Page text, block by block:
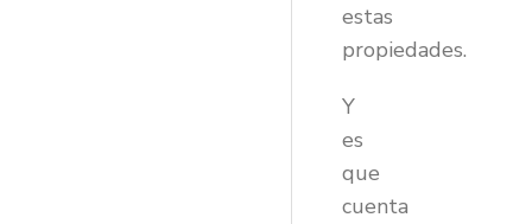
estas
propiedades.
Y
es
que
cuenta